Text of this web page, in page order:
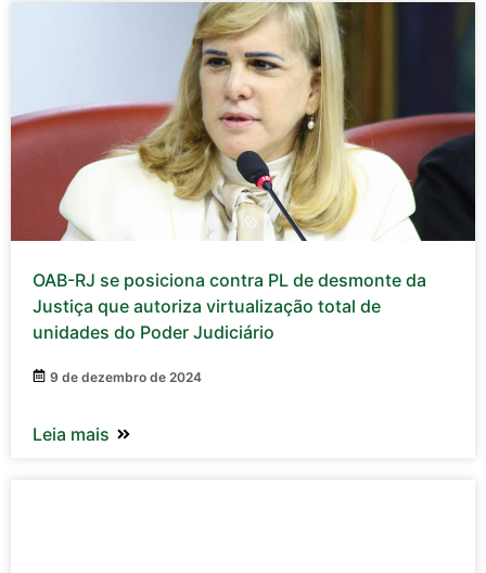
OAB-RJ se posiciona contra PL de desmonte da
Justiça que autoriza virtualização total de
unidades do Poder Judiciário
9 de dezembro de 2024
Leia mais